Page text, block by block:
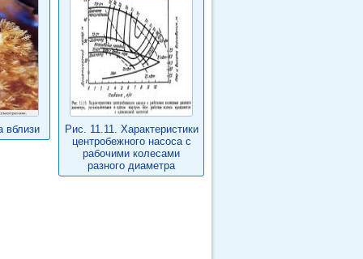
вблизи
Рис. 11.11. Характеристики
центробежного насоса с
рабочими колесами
разного диаметра